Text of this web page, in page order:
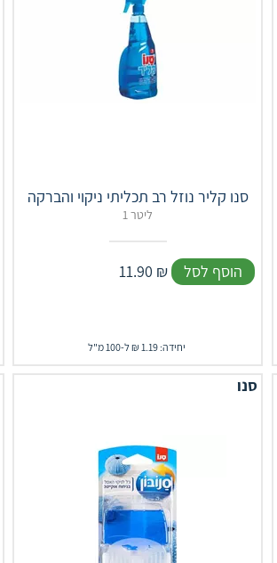
סנו קליר נוזל רב תכליתי ניקוי והברקה
1 ליטר
11.90 ₪ הוסף לסל
יחידה: 1.19 ₪ ל-100 מ"ל
סנו